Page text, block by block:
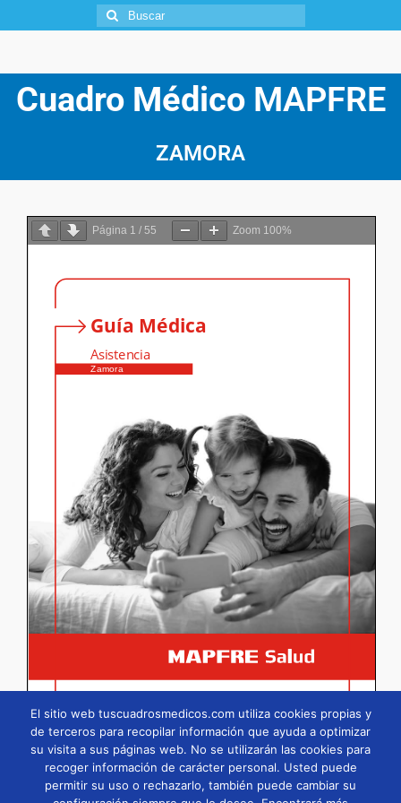
Cuadro Médico MAPFRE
ZAMORA
Página 1 / 55 Zoom 100%
Página1/55 Zoom100%
El sitio web tuscuadrosmedicos.com utiliza cookies propias y
de terceros para recopilar información que ayuda a optimizar
su visita a sus páginas web. No se utilizarán las cookies para
recoger información de carácter personal. Usted puede
permitir su uso o rechazarlo, también puede cambiar su